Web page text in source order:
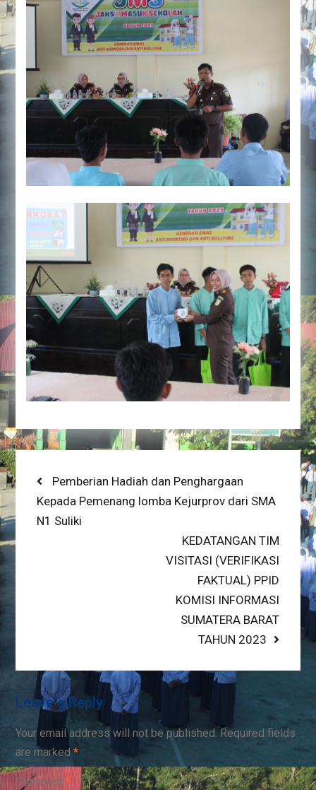
Post
navigation
Previous
post:
Pemberian Hadiah dan Penghargaan
Kepada Pemenang lomba Kejurprov dari SMA
N1 Suliki
Next
post:
KEDATANGAN TIM
VISITASI (VERIFIKASI
FAKTUAL) PPID
KOMISI INFORMASI
SUMATERA BARAT
TAHUN 2023
Leave a Reply
Your email address will not be published. Required fields
are marked *
Comment *